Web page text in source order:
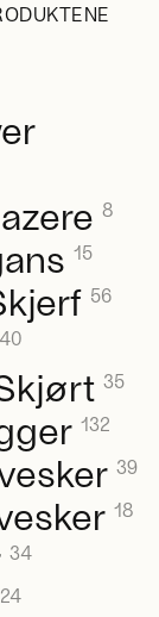
8
15
56
40
35
132
39
18
34
24